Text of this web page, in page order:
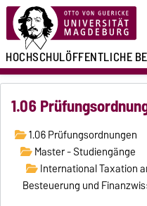
HOCHSCHULÖFFENTLICHE
1.06
1.06 Prüfungsordnungen
Master - Studiengänge
International Taxation
Besteuerung und